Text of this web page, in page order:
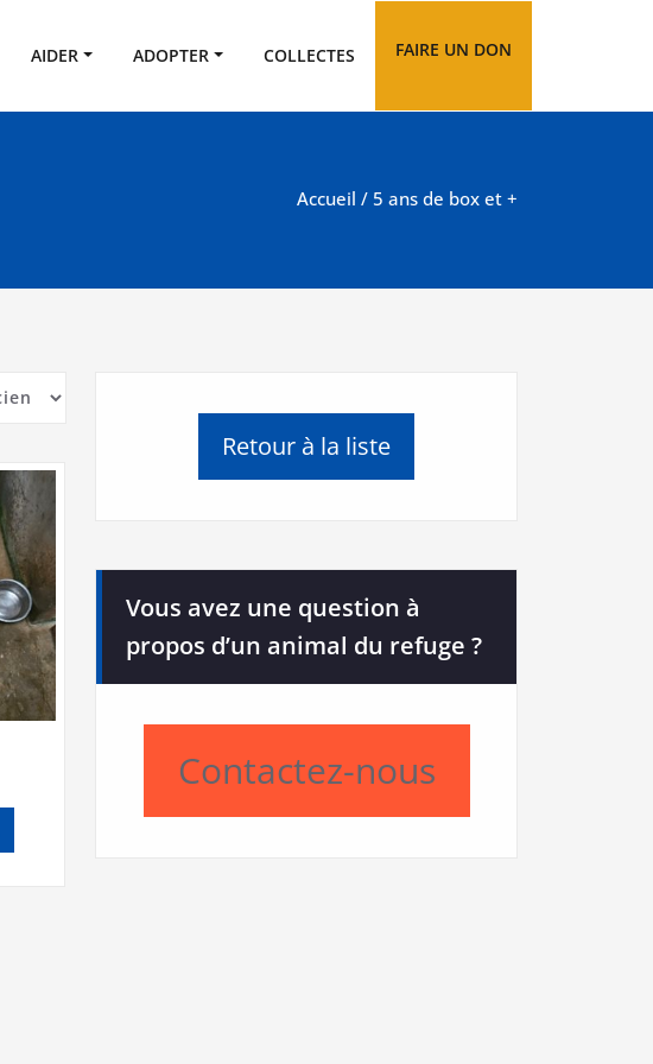
AIDER ADOPTER COLLECTES FAIRE UN DON
Accueil / 5 ans de box et +
Retour à la liste
Vous avez une question à
propos d’un animal du refuge ?
Contactez-nous